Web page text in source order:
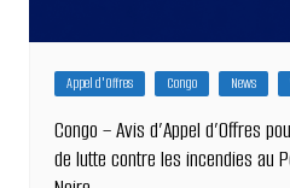
Appel d'Offres Congo News
Congo – Avis d’Appel d’Offres
de lutte contre les incendies au